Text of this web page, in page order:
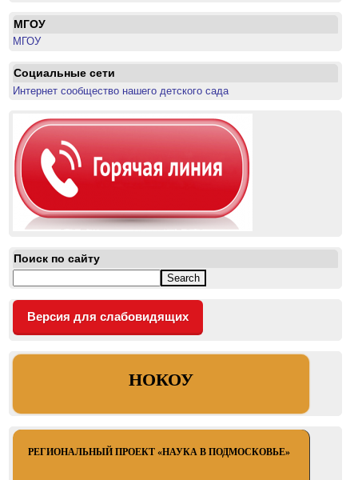
МГОУ
МГОУ
Социальные сети
Интернет сообщество нашего детского сада
Поиск по сайту
Версия для слабовидящих
НОКОУ
РЕГИОНАЛЬНЫЙ ПРОЕКТ «НАУКА В ПОДМОСКОВЬЕ»